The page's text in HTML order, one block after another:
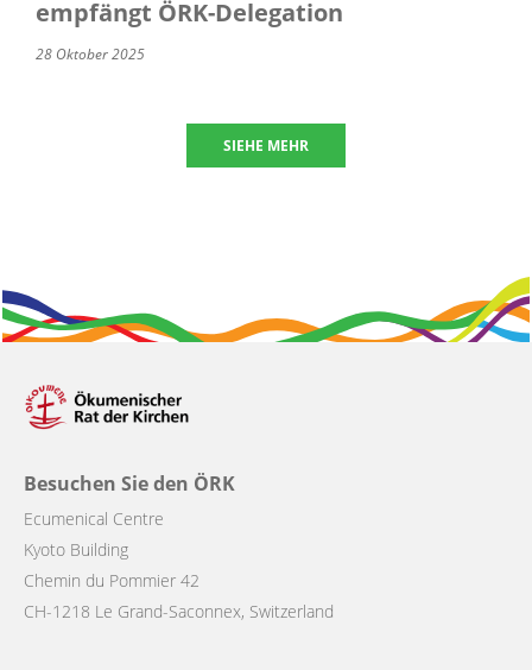
empfängt ÖRK-Delegation
28 Oktober 2025
SIEHE MEHR
Besuchen Sie den ÖRK
Ecumenical Centre
Kyoto Building
Chemin du Pommier 42
CH-1218 Le Grand-Saconnex, Switzerland